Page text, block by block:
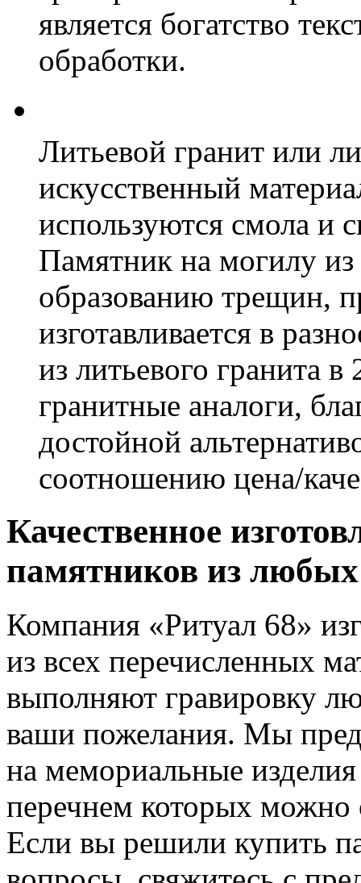
является богатство
обработки.
Литьевой гранит или
искусственный
используются смола и
Памятник на могилу из
образованию трещин,
изготавливается в
из литьевого гранита
гранитные аналоги,
достойной
соотношению цена/
Качественное
памятников из
Компания «Ритуал 68»
из всех перечисленных
выполняют гравировку
ваши пожелания. Мы
на мемориальные
перечнем которых можно
Если вы решили купить